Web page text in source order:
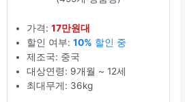
가격:17만원대
할인 여부:10% 할인 중
제조국: 중국
대상연령: 9개월 ~ 12세
최대무게: 36kg